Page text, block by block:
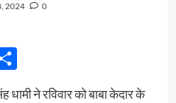
2024 0
Share
धामी ने रविवार को बाबा केदार के